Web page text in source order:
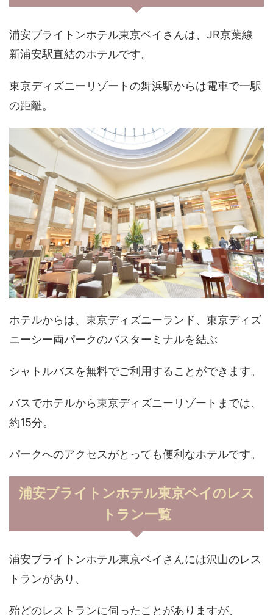
浦安ブライトンホテル東京ベイさんは、JR京葉線
新浦安駅直結のホテルです。
東京ディズニーリゾートの舞浜駅からは電車で一駅
の距離。
ホテルからは、東京ディズニーランド、東京ディズ
ニーシー両パークのバスターミナルを結ぶ
シャトルバスを無料でご利用することができます。
バスでホテルから東京ディズニーリゾートまでは、
約15分。
パークへのアクセスがとっても便利なホテルです。
浦安ブライトンホテル東京ベイのレス
トラン一覧
浦安ブライトンホテル東京ベイさんには沢山のレス
トランがあり、
殆どのレストランに伺ったことがありますが、